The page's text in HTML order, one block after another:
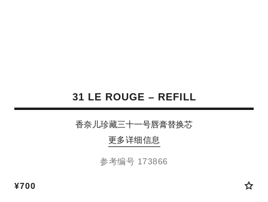
31 LE ROUGE – REFILL
香奈儿珍藏三十一号唇膏替换芯
更多详细信息
参考编号 173866
¥700